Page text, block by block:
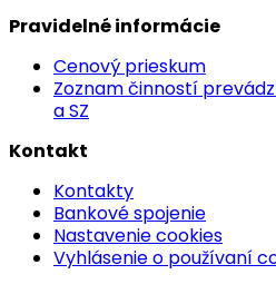
Pravidelné informácie
Cenový prieskum
Zoznam činností
a SZ
Kontakt
Kontakty
Bankové spojenie
Nastavenie cookies
Vyhlásenie o používaní